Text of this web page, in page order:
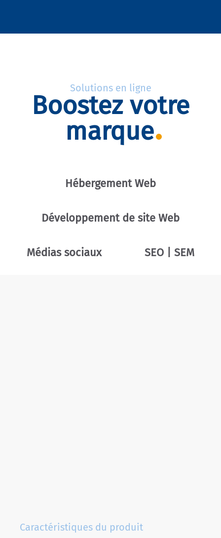
Solutions en ligne
Boostez votre
marque
Hébergement Web
Développement de site Web
Médias sociaux SEO | SEM
Caractéristiques du produit